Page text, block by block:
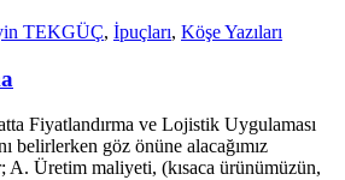
TEKGÜÇ, İpuçları, Köşe Yazıları
Fiyatlandırma ve Lojistik Uygulaması
belirlerken göz önüne alacağımız
A. Üretim maliyeti, (kısaca ürünümüzün,